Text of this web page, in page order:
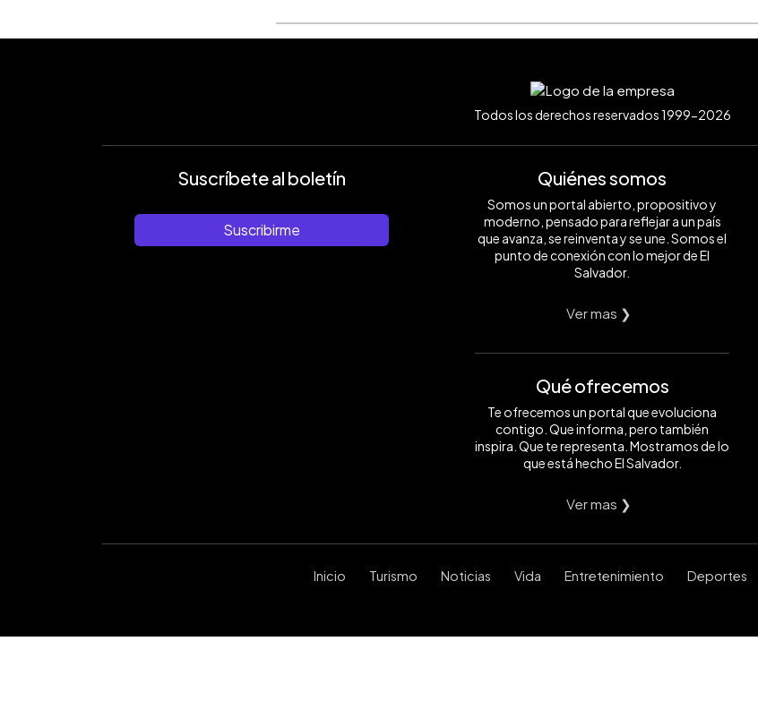
Todos los derechos reservados 1999-2026
Suscríbete al boletín
Suscribirme
Quiénes somos
Somos un portal abierto, propositivo y
moderno, pensado para reflejar a un país
que avanza, se reinventa y se une. Somos el
punto de conexión con lo mejor de El
Salvador.
Ver mas ❯
Qué ofrecemos
Te ofrecemos un portal que evoluciona
contigo. Que informa, pero también
inspira. Que te representa. Mostramos de lo
que está hecho El Salvador.
Ver mas ❯
Inicio Turismo Noticias Vida Entretenimiento Deportes